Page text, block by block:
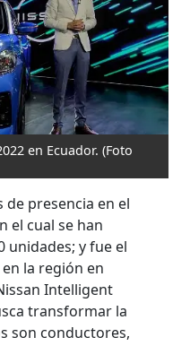
en Ecuador. (Foto
de presencia en el
el cual se han
unidades; y fue el
la región en
Intelligent
transformar la
son conductores,